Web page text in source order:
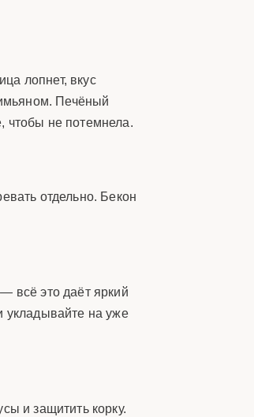
лопнет, вкус
Печёный
чтобы не потемнела.
отдельно. Бекон
всё это даёт яркий
укладывайте на уже
и защитить корку.